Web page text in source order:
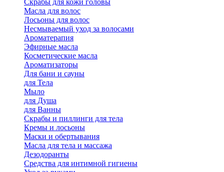
Скрабы для кожи головы
Масла для волос
Лосьоны для волос
Несмываемый уход за волосами
Ароматерапия
Эфирные масла
Косметические масла
Ароматизаторы
Для бани и сауны
для Тела
Мыло
для Душа
для Ванны
Скрабы и пиллинги для тела
Кремы и лосьоны
Маски и обертывания
Масла для тела и массажа
Дезодоранты
Средства для интимной гигиены